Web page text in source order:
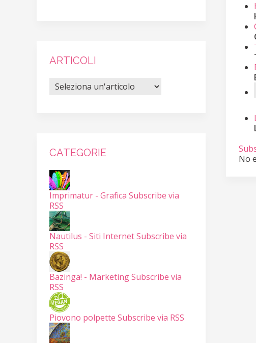
No
ARTICOLI
CATEGORIE
Imprimatur - Grafica Subscribe via
RSS
Nautilus - Siti InternetSubscribe via
RSS
Bazinga! - MarketingSubscribe via
RSS
Piovono polpette Subscribe via RSS